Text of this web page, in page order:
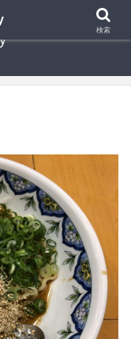
検索